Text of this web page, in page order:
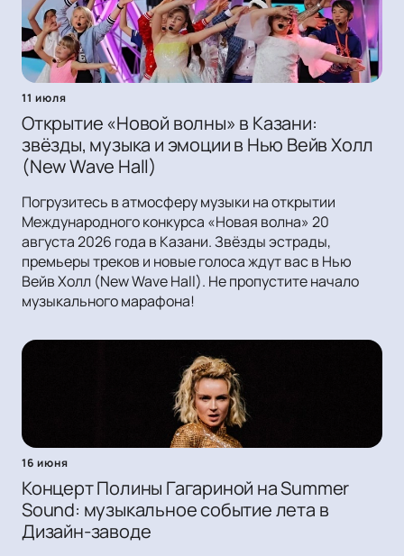
11 июля
Открытие «Новой волны» в Казани:
звёзды, музыка и эмоции в Нью Вейв Холл
(New Wave Hall)
Погрузитесь в атмосферу музыки на открытии
Международного конкурса «Новая волна» 20
августа 2026 года в Казани. Звёзды эстрады,
премьеры треков и новые голоса ждут вас в Нью
Вейв Холл (New Wave Hall). Не пропустите начало
музыкального марафона!
16 июня
Концерт Полины Гагариной на Summer
Sound: музыкальное событие лета в
Дизайн-заводе